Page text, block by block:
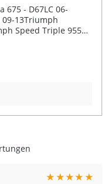
675 - D67LC 06-
09-13Triumph
Speed Triple 955
durch präzise
eine sehr gute
Durch die spezielle
einer langen
profitieren.
konstant starke
★★★★★